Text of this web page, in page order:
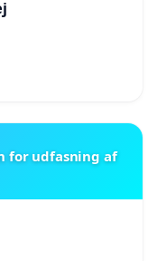
for udfasning af